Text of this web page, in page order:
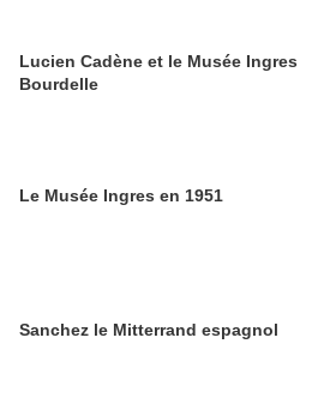
Lucien Cadène et le Musée Ingres
Bourdelle
Le Musée Ingres en 1951
Sanchez le Mitterrand espagnol